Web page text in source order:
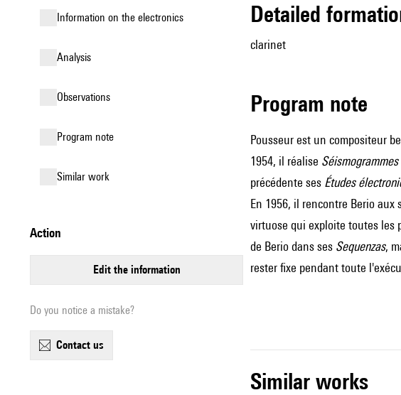
Information on the electronics
analysis
observations
Program note
similar work
action
edit the information
Do you notice a mistake?
contact us
detailed
clarinet
Program note
Pousseur est un compositeur
1954, il réalise Séismogrammes
précédente ses Études
En 1956, il rencontre Berioaux
virtuose qui exploite toutes les
de Beriodans ses Sequenzas,
rester fixe pendant toute
similar works